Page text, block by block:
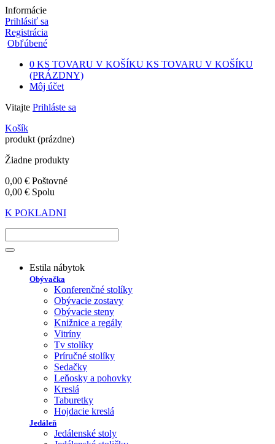
Informácie
Prihlásiť sa
Registrácia
Obľúbené
0 KS TOVARU V KOŠÍKU KS TOVARU V KOŠÍKU
(PRÁZDNY)
Môj účet
Vitajte Prihláste sa
Košík
produkt (prázdne)
Žiadne produkty
0,00 € Poštovné
0,00 € Spolu
K POKLADNI
Estila nábytok
Obývačka
Konferenčné stolíky
Obývacie zostavy
Obývacie steny
Knižnice a regály
Vitríny
Tv stolíky
Príručné stolíky
Sedačky
Leňosky a pohovky
Kreslá
Taburetky
Hojdacie kreslá
Jedáleň
Jedálenské stoly